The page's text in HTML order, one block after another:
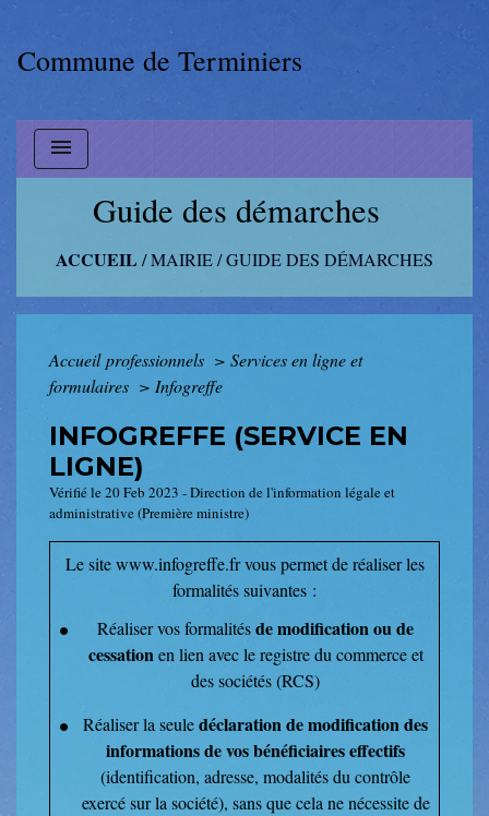
Commune de Terminiers
menu
Guide des démarches
ACCUEIL /MAIRIE/GUIDE DES DÉMARCHES
Accueil professionnels > Services en ligne et
formulaires > Infogreffe
INFOGREFFE (SERVICE EN
LIGNE)
Vérifié le 20 Feb 2023 - Direction de l'information légale et
administrative (Première ministre)
Le site www.infogreffe.fr vous permet de réaliser les
formalités suivantes :
Réaliser vos formalitésde modification ou de
cessationen lien avec le registre du commerce et
des sociétés (RCS)
Réaliser la seuledéclaration de modification des
informations de vos bénéficiaires effectifs
(identification, adresse, modalités du contrôle
exercé sur la société), sans que cela ne nécessite de